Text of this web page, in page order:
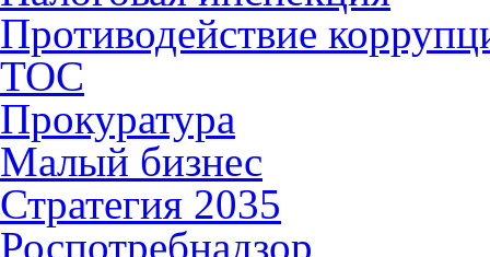
Противодействие
ТОС
Прокуратура
Малый бизнес
Стратегия 2035
Роспотребнадзор